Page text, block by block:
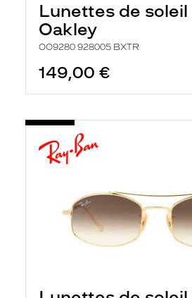
Lunettes de soleil
Oakley
OO9280 928005 BXTR
149,00 €